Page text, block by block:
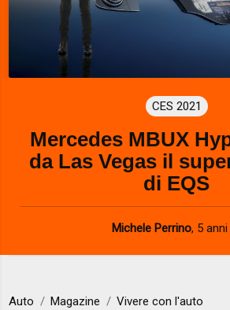
CES 2021
Mercedes MBUX
da Las Vegas il
di EQS
Michele Perrino, 5
Auto Magazine Vivere con l'auto